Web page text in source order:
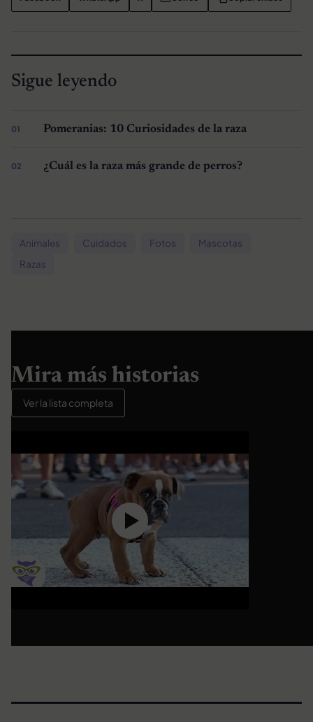
Sigue leyendo
Pomeranias: 10 Curiosidades de la raza
¿Cuál es la raza más grande de perros?
Animales Cuidados Fotos
Mascotas
Razas
Mira más historias
Ver la lista completa